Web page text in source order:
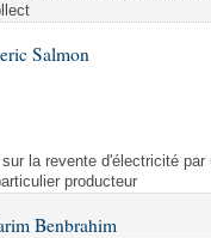
Salmon
la revente d'électricité
producteur
Benbrahim